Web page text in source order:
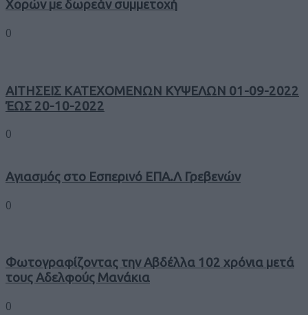
Χορών με δωρεάν συμμετοχή
0
ΑΙΤΗΣΕΙΣ ΚΑΤΕΧΟΜΕΝΩΝ ΚΥΨΕΛΩΝ 01-09-2022
ΈΩΣ 20-10-2022
0
Αγιασμός στο Εσπερινό ΕΠΑ.Λ Γρεβενών
0
Φωτογραφίζοντας την Αβδέλλα 102 χρόνια μετά
τους Αδελφούς Μανάκια
0